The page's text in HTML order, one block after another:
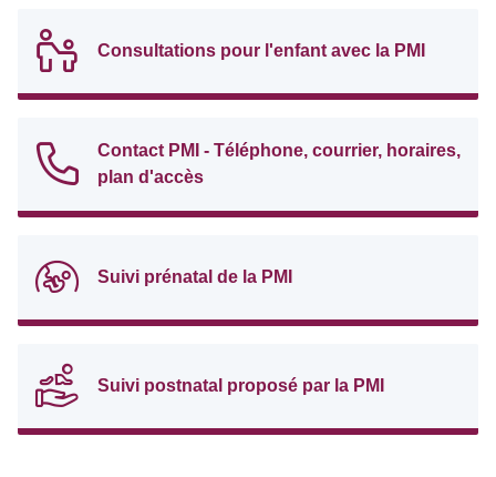
Consultations pour l'enfant avec la PMI
Contact PMI - Téléphone, courrier, horaires,
plan d'accès
Suivi prénatal de la PMI
Suivi postnatal proposé par la PMI